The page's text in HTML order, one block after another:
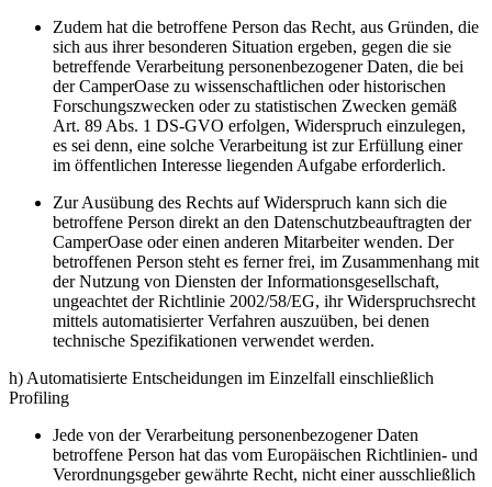
Zudem hat die betroffene Person das Recht, aus Gründen, die
sich aus ihrer besonderen Situation ergeben, gegen die sie
betreffende Verarbeitung personenbezogener Daten, die bei
der CamperOase zu wissenschaftlichen oder historischen
Forschungszwecken oder zu statistischen Zwecken gemäß
Art. 89 Abs. 1 DS-GVO erfolgen, Widerspruch einzulegen,
es sei denn, eine solche Verarbeitung ist zur Erfüllung einer
im öffentlichen Interesse liegenden Aufgabe erforderlich.
Zur Ausübung des Rechts auf Widerspruch kann sich die
betroffene Person direkt an den Datenschutzbeauftragten der
CamperOase oder einen anderen Mitarbeiter wenden. Der
betroffenen Person steht es ferner frei, im Zusammenhang mit
der Nutzung von Diensten der Informationsgesellschaft,
ungeachtet der Richtlinie 2002/58/EG, ihr Widerspruchsrecht
mittels automatisierter Verfahren auszuüben, bei denen
technische Spezifikationen verwendet werden.
h) Automatisierte Entscheidungen im Einzelfall einschließlich
Profiling
Jede von der Verarbeitung personenbezogener Daten
betroffene Person hat das vom Europäischen Richtlinien- und
Verordnungsgeber gewährte Recht, nicht einer ausschließlich